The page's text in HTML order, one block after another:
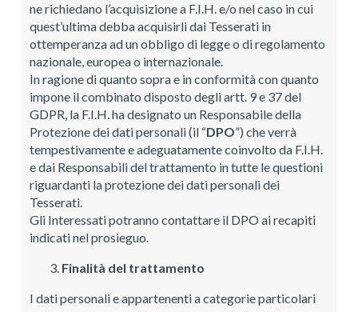
ne richiedano l’acquisizione a F.I.H. e/o nel caso in cui
quest’ultima debba acquisirli dai Tesserati in
ottemperanza ad un obbligo di legge o di regolamento
nazionale, europea o internazionale.
In ragione di quanto sopra e in conformità con quanto
impone il combinato disposto degli artt. 9 e 37 del
GDPR, la F.I.H. ha designato un Responsabile della
Protezione dei dati personali (il “DPO”) che verrà
tempestivamente e adeguatamente coinvolto da F.I.H.
e dai Responsabili del trattamento in tutte le questioni
riguardanti la protezione dei dati personali dei
Tesserati.
Gli Interessati potranno contattare il DPO ai recapiti
indicati nel prosieguo.
Finalità del trattamento
I dati personali e appartenenti a categorie particolari